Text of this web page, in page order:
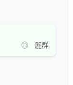
◎ 麗群